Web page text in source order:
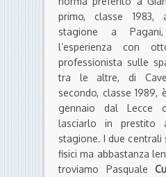
primo, classe 1983,
stagione a
l’esperienza con
professionista sulle
tra le altre, di
secondo, classe 1989,
gennaio dal Lecce
lasciarlo in prestito
stagione. I due
fisici ma abbastanza
troviamo Pasquale